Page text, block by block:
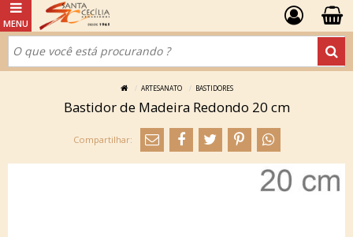
ARTESANATO BASTIDORES
Bastidor de Madeira Redondo 20 cm